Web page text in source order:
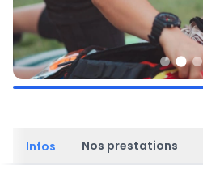
Infos Nos prestations